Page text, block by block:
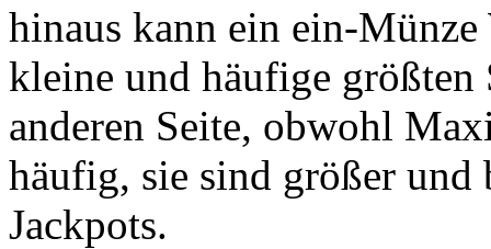
hinaus kann ein ein-
kleine und häufige größten
anderen Seite, obwohl
häufig, sie sind größer und
Jackpots.